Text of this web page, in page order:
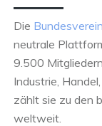
Die
neutrale
9.500
Industrie,
zählt sie zu den
weltweit.